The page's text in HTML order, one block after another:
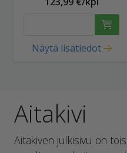
Näytä lisätiedot
Aitakivi
Aitakiven julkisivu on